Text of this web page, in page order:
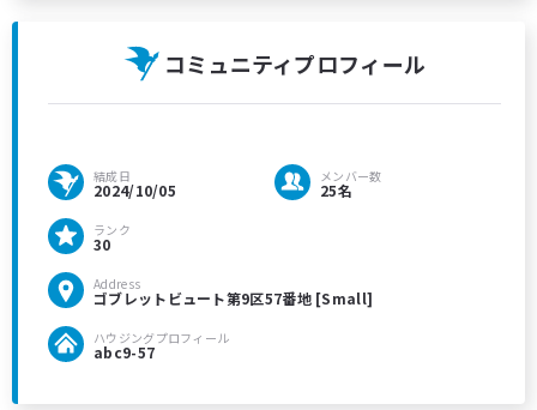
コミュニティプロフィール
結成日
2024/10/05
メンバー数
25名
ランク
30
Address
ゴブレットビュート第9区57番地 [Small]
ハウジングプロフィール
abc9-57